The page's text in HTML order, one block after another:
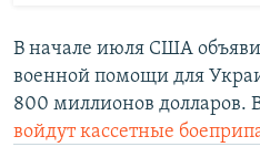
В начале июля США
военной помощи для
800 миллионов долларов.
войдут кассетные